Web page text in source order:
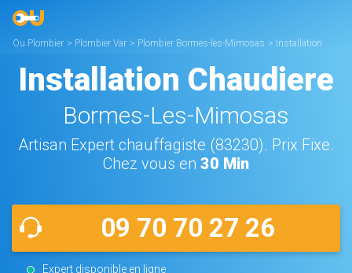
Ou Plombier > Plombier Var > Plombier Bormes-les-Mimosas > Installation
Installation Chaudiere
Bormes-Les-Mimosas
Artisan Expert chauffagiste (83230). Prix Fixe.
Chez vous en 30 Min
09 70 70 27 26
Expert disponible en ligne